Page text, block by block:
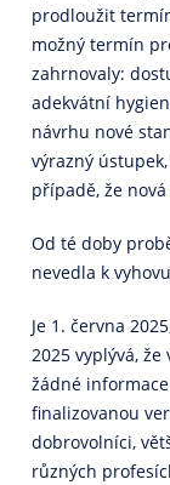
prodloužit
možný termín
zahrnovaly:
adekvátní
návrhu nové
výrazný
případě, že
Od té doby
nevedla k
Je 1. června
2025 vyplývá,
žádné
finalizovanou
dobrovolníci,
různých